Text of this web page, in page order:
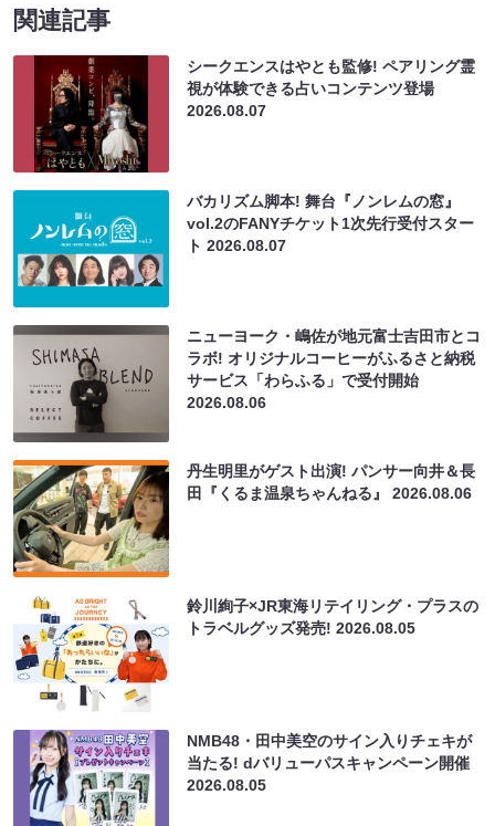
関連記事
シークエンスはやとも監修! ペアリング霊
視が体験できる占いコンテンツ登場
2026.08.07
バカリズム脚本! 舞台『ノンレムの窓』
vol.2のFANYチケット1次先行受付スター
ト2026.08.07
ニューヨーク・嶋佐が地元富士吉田市とコ
ラボ! オリジナルコーヒーがふるさと納税
サービス「わらふる」で受付開始
2026.08.06
丹生明里がゲスト出演! パンサー向井＆長
田『くるま温泉ちゃんねる』2026.08.06
鈴川絢子×JR東海リテイリング・プラスの
トラベルグッズ発売!2026.08.05
NMB48・田中美空のサイン入りチェキが
当たる! dバリューパスキャンペーン開催
2026.08.05